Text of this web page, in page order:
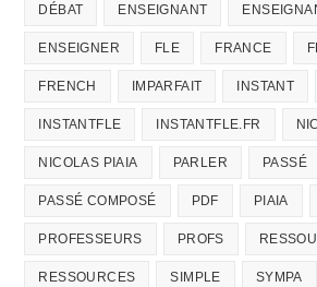
DÉBAT ENSEIGNANT
ENSEIGNER FLE FRANCE
FRENCH IMPARFAIT INSTANT
INSTANTFLE INSTANTFLE.FR
NICOLAS PIAIA PARLER PASSÉ
PASSÉ COMPOSÉ PDF PIAIA
PROFESSEURS PROFS
RESSOURCES SIMPLE SYMPA